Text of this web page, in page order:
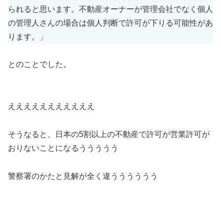
られると思います。不動産オーナーが管理会社でなく個人
の管理人さんの場合は個人判断で許可が下りる可能性があ
ります。」
とのことでした。
えええええええええええ
そうなると、日本の5割以上の不動産で許可が営業許可が
おりないことになるううううう
警察署のかたと見解が全く違うううううう